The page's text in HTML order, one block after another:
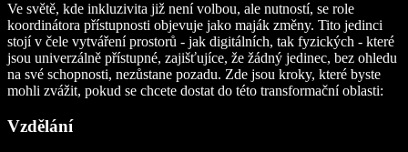
Ve světě, kde inkluzivita již není volbou, ale nutností, se role
koordinátora přístupnosti objevuje jako maják změny. Tito jedinci
stojí v čele vytváření prostorů - jak digitálních, tak fyzických - které
jsou univerzálně přístupné, zajišťujíce, že žádný jedinec, bez ohledu
na své schopnosti, nezůstane pozadu. Zde jsou kroky, které byste
mohli zvážit, pokud se chcete dostat do této transformační oblasti:
Vzdělání